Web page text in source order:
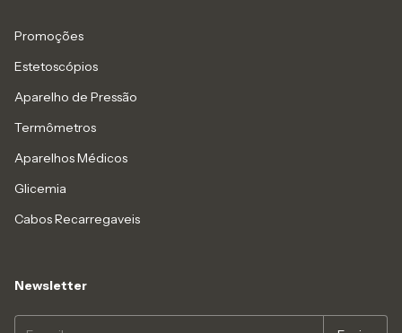
Promoções
Estetoscópios
Aparelho de Pressão
Termômetros
Aparelhos Médicos
Glicemia
Cabos Recarregaveis
Newsletter